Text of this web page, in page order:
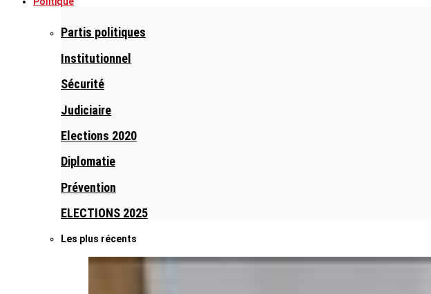
Partis politiques
Institutionnel
Sécurité
Judiciaire
Elections 2020
Diplomatie
Prévention
ELECTIONS 2025
Les plus récents